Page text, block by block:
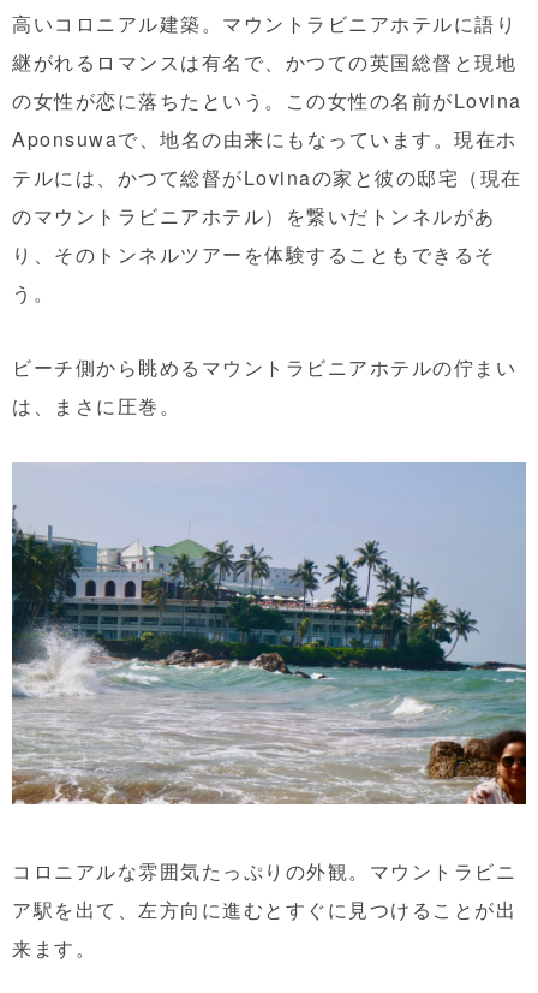
高いコロニアル建築。マウントラビニアホテルに語り
継がれるロマンスは有名で、かつての英国総督と現地
の女性が恋に落ちたという。この女性の名前がLovina
Aponsuwaで、地名の由来にもなっています。現在ホ
テルには、かつて総督がLovinaの家と彼の邸宅（現在
のマウントラビニアホテル）を繋いだトンネルがあ
り、そのトンネルツアーを体験することもできるそ
う。
ビーチ側から眺めるマウントラビニアホテルの佇まい
は、まさに圧巻。
コロニアルな雰囲気たっぷりの外観。マウントラビニ
ア駅を出て、左方向に進むとすぐに見つけることが出
来ます。